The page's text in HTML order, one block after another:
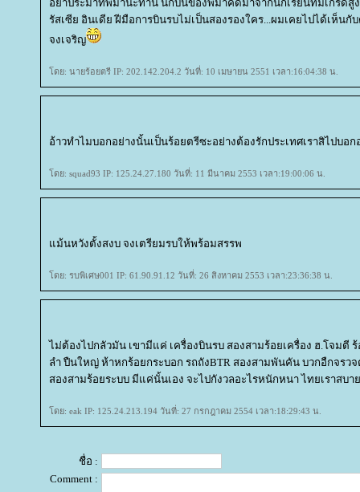
อย่าประมาทพม่านะท่าน นักบินของพม่าคัดมาจากนักเรียนที่มีเกรดสู
รัสเซีย อินเดีย ฝีมือการบินรบไม่เป็นสองรองใคร...ผมเคยไปได้เห็นกั
จงเจริญ
ดย: นายร้อยตรี IP: 202.142.204.2 วันที่: 10 เมษายน 2551 เวลา:16:04:38 น.
อ้าวทำไมบอกอย่างนั้นเป็นร้อยตรีซะอย่างต้องรักประเทศเราสิไปบอ
ดย: squad93 IP: 125.24.27.180 วันที่: 11 มีนาคม 2553 เวลา:19:00:06 น.
ม้นหวังตั้งสงบ จงเตรียมรบให้พร้อมสรรพ
ดย: รบพิเศษ001 IP: 61.90.91.12 วันที่: 26 สิงหาคม 2553 เวลา:23:36:38 น.
ไม่ต้องไปกลัวมัน เขามีแค่ เครื่องบินรบ สองสามร้อยเครื่อง ฮ.โจมตี ร้
ลำ ปืนใหญ่ ห้าหกร้อยกระบอก รถถังBTR สองสามพันคัน บวกอืกจรวจ
สองสามร้อยระบบ มีแค่นั้นเอง จะไปกังวลอะไรหนักหนา ไทยเราสบา
ดย: eak IP: 125.24.213.194 วันที่: 27 กรกฎาคม 2554 เวลา:18:29:43 น.
ชื่อ :
Comment :